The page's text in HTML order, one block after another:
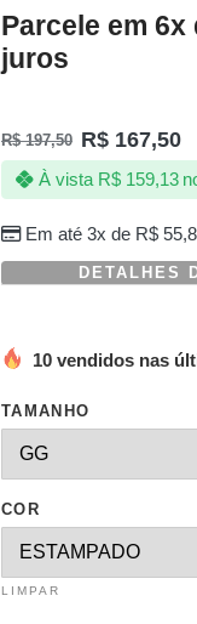
Parcele em 6x
juros
R$197,50 R$ 167,50
Em até 3x de R$
À vista R$159,13
DETALHES
10 vendidos nas
TAMANHO
COR
LIMPAR